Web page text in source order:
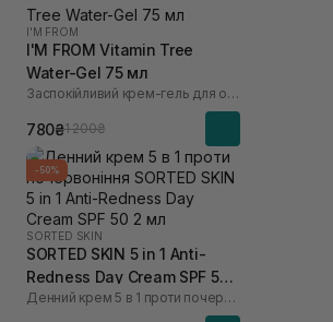
I'M FROM
I'M FROM Vitamin Tree
Water-Gel 75 мл
Заспокійливий крем-гель для обличчя з екстрактом обліпихи
780₴1 200₴
-50%
SORTED SKIN
SORTED SKIN 5 in 1 Anti-
Redness Day Cream SPF 50
2 мл
Денний крем 5 в 1 проти почервоніння